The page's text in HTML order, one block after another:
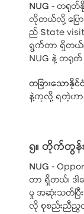
NUG -တရုတ်နို
လိုတယ်လို့ ပြော
ည် State
ရွက်တာ ရှိတယ်
NUG နဲ့ တရု
တခြားသောနို
နဲ့ကုလို့ ရတဲ့ဟာမ
၅။ တိုက်တွန်း
NUG -
တာ ရှိတယ်၊ ဒ
မှု အဆုံးသတ်ပြီး
လို စုစည်းညီညွ